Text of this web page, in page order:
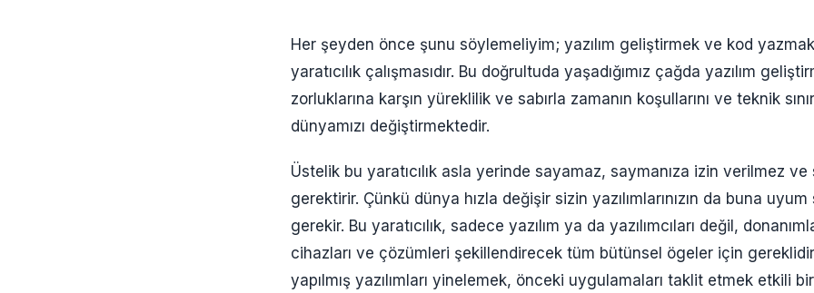
Her şeyden önce şunu söylemeliyim; yazılım geliştirmek ve kod
yaratıcılık çalışmasıdır. Bu doğrultuda yaşadığımız çağda yazılım
zorluklarına karşın yüreklilik ve sabırla zamanın koşullarını ve teknik
dünyamızı değiştirmektedir.
Üstelik bu yaratıcılık asla yerinde sayamaz, saymanıza izin verilmez ve
gerektirir. Çünkü dünya hızla değişir sizin yazılımlarınızın da buna uyum
gerekir. Bu yaratıcılık, sadece yazılım ya da yazılımcıları değil,
cihazları ve çözümleri şekillendirecek tüm bütünsel ögeler için
yapılmış yazılımları yinelemek, önceki uygulamaları taklit etmek etkili